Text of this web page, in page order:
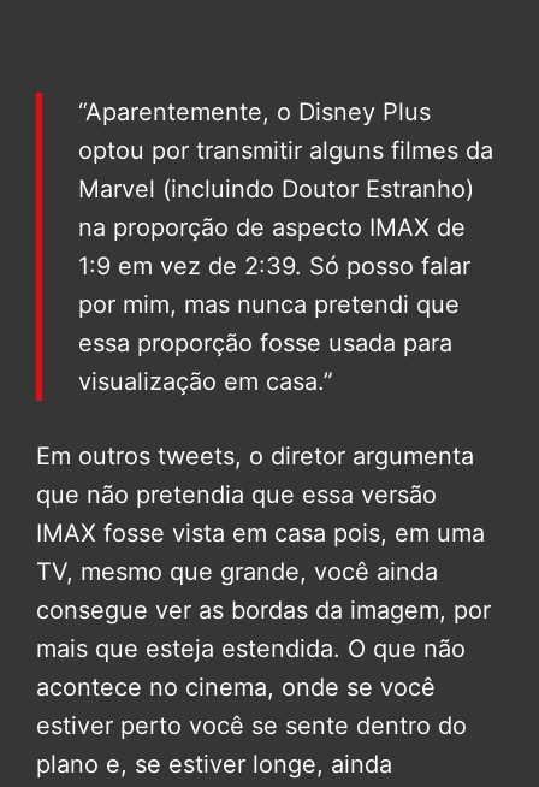
“Aparentemente, o Disney Plus
optou por transmitir alguns filmes da
Marvel (incluindo Doutor Estranho)
na proporção de aspecto IMAX de
1:9 em vez de 2:39. Só posso falar
por mim, mas nunca pretendi que
essa proporção fosse usada para
visualização em casa.”
Em outros tweets, o diretor argumenta
que não pretendia que essa versão
IMAX fosse vista em casa pois, em uma
TV, mesmo que grande, você ainda
consegue ver as bordas da imagem, por
mais que esteja estendida. O que não
acontece no cinema, onde se você
estiver perto você se sente dentro do
plano e, se estiver longe, ainda